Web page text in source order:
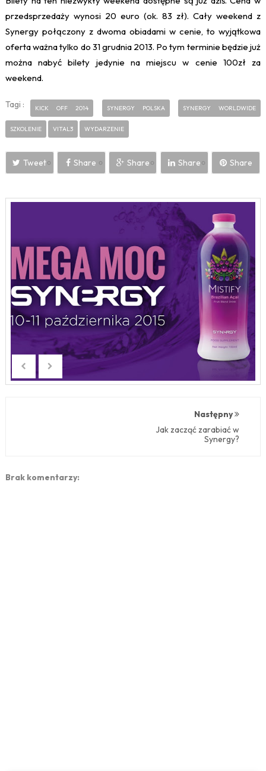
przedsprzedaży wynosi 20 euro (ok. 83 zł). Cały weekend z
Synergy połączony z dwoma obiadami w cenie, to wyjątkowa
oferta ważna tylko do 31 grudnia 2013. Po tym terminie będzie już
można nabyć bilety jedynie na miejscu w cenie 100zł za
weekend.
Tagi : KICK OFF 2014 SYNERGY POLSKA SYNERGY WORLDWIDE
SZKOLENIE VITAL3 WYDARZENIE
Tweet Share Share Share Share
Następny
Jak zacząć zarabiać w
Synergy?
Brak komentarzy: